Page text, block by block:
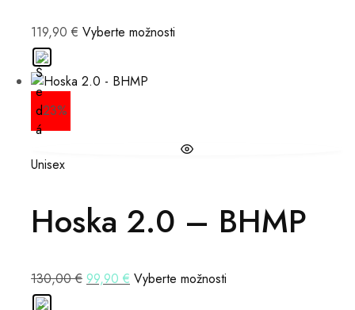
119,90 € Vyberte možnosti
- 23%
Unisex
Hoska 2.0 – BHMP
130,00€ 99,90 € Vyberte možnosti